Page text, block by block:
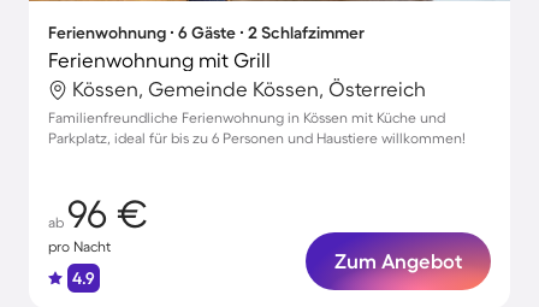
Ferienwohnung ∙ 6 Gäste ∙ 2 Schlafzimmer
Ferienwohnung mit Grill
Kössen, Gemeinde Kössen, Österreich
Familienfreundliche Ferienwohnung in Kössen mit Küche und
Parkplatz, ideal für bis zu 6 Personen und Haustiere willkommen!
ab 96 €
pro Nacht
4.9
Zum Angebot